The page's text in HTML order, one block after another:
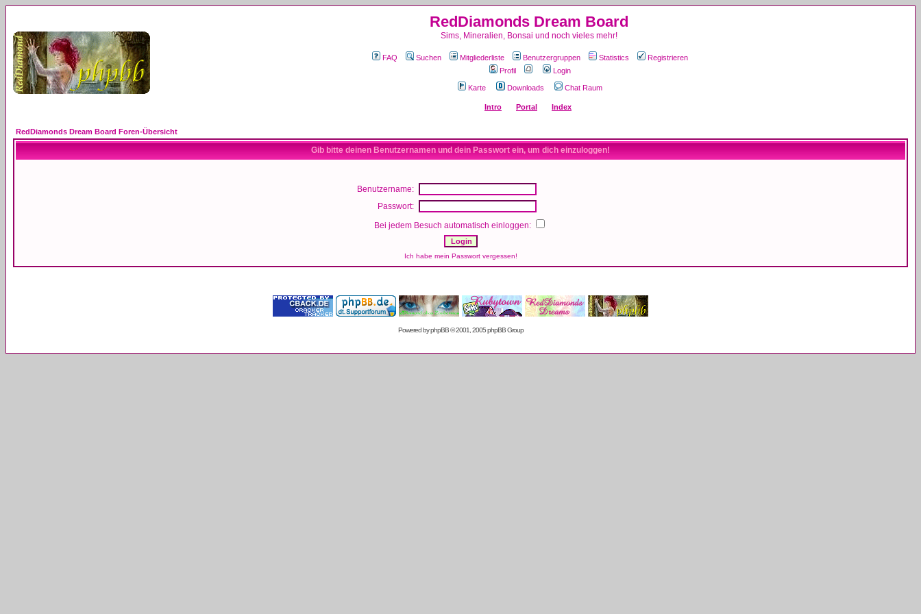
RedDiamonds Dream Board
Sims, Mineralien, Bonsai und noch vieles mehr!
FAQ Suchen Mitgliederliste Benutzergruppen Statistics
Registrieren
Profil
Login
Karte Downloads Chat Raum
Intro Portal Index
RedDiamonds Dream Board Foren-Übersicht
Gib bitte deinen Benutzernamen und dein Passwort ein, um dich einzuloggen!
Benutzername:
Passwort:
Bei jedem Besuch automatisch einloggen:
Ich habe mein Passwort vergessen!
Powered byphpBB© 2001, 2005 phpBB Group